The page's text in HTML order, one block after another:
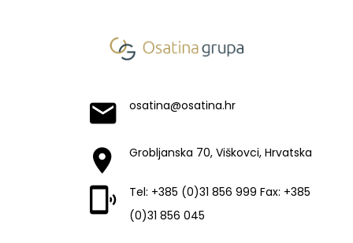
osatina@osatina.hr
Grobljanska 70, Viškovci, Hrvatska
Tel: +385 (0)31 856 999 Fax: +385
(0)31 856 045